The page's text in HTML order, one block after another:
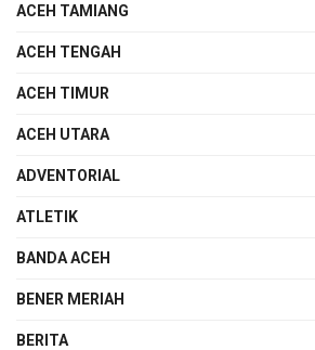
ACEH TAMIANG
ACEH TENGAH
ACEH TIMUR
ACEH UTARA
ADVENTORIAL
ATLETIK
BANDA ACEH
BENER MERIAH
BERITA